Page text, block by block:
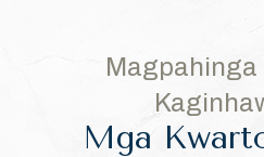
Magpahinga
Mga